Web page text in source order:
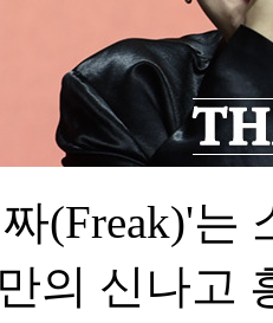
(Freak)'는
의 신나고